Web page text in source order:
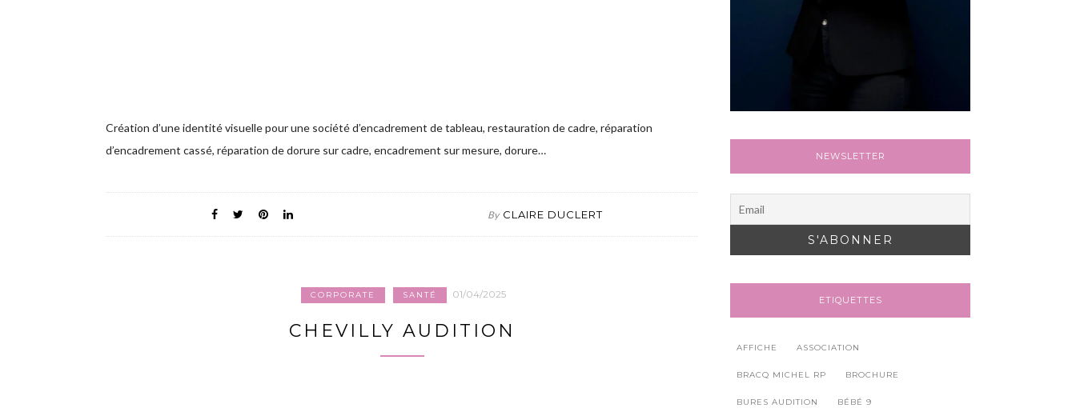
Création d’une identité visuelle pour une société d’encadrement de tableau, restauration de cadre, réparation
d’encadrement cassé, réparation de dorure sur cadre, encadrement sur mesure, dorure…
By CLAIRE DUCLERT
CORPORATE SANTÉ 01/04/2025
CHEVILLY AUDITION
NEWSLETTER
ETIQUETTES
AFFICHE ASSOCIATION
BRACQ MICHEL RP BROCHURE
BURES AUDITION BÉBÉ 9